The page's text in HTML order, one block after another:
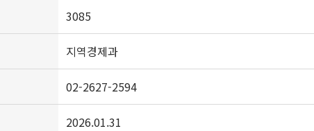
3085
지역경제과
02-2627-2594
2026.01.31